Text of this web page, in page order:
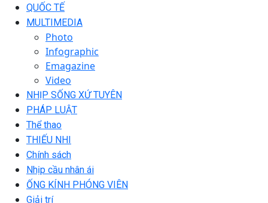
QUỐC TẾ
MULTIMEDIA
Photo
Infographic
Emagazine
Video
NHỊP SỐNG XỨ TUYÊN
PHÁP LUẬT
Thể thao
THIẾU NHI
Chính sách
Nhịp cầu nhân ái
ỐNG KÍNH PHÓNG VIÊN
Giải trí